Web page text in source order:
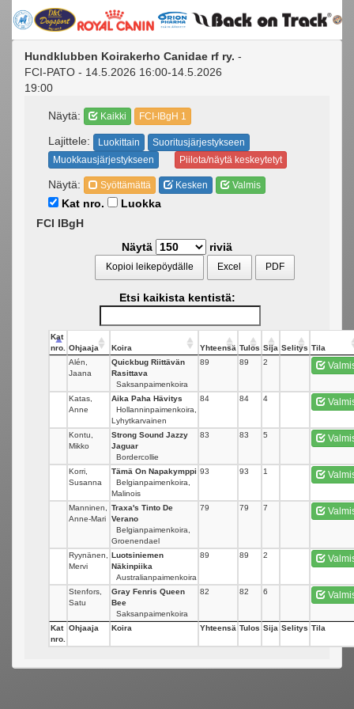
Hundklubben Koirakerho Canidae rf ry. -
FCI-PATO - 14.5.2026 16:00-14.5.2026
19:00
Näytä: Kaikki FCI-IBgH 1
Lajittele: Luokittain
Suoritusjärjestykseen
Muokkausjärjestykseen
Piilota/näytä keskeytetyt
Näytä: Syöttämättä Kesken Valmis
Kat nro.
Luokka
FCI IBgH
Näytä
riviä
Kopioi leikepöydälle Excel PDF
Etsi kaikista kentistä:
Kat
nro.
Ohjaaja Koira Yhteensä Tulos Sija Selitys Tila
Alén,
Jaana
Quickbug Riittävän
Rasittava
Saksanpaimenkoira
89 89 2
Katas,
Anne
Aika Paha Hävitys
Hollanninpaimenkoira,
Lyhytkarvainen
84 84 4
Kontu,
Mikko
Strong Sound Jazzy
Jaguar
Bordercollie
83 83 5
Korri,
Susanna
Tämä On Napakymppi
Belgianpaimenkoira,
Malinois
93 93 1
Manninen,
Anne-Mari
Traxa's Tinto De
Verano
Belgianpaimenkoira,
Groenendael
79 79 7
Ryynänen,
Mervi
Luotsiniemen
Näkinpiika
Australianpaimenkoira
89 89 2
Stenfors,
Satu
Gray Fenris Queen
Bee
Saksanpaimenkoira
82 82 6
Kat
nro.
Ohjaaja Koira Yhteensä Tulos Sija Selitys Tila